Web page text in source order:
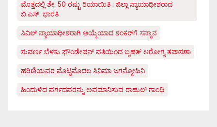
ಮೊತ್ತದಲ್ಲಿ ಶೇ. 50 ರಷ್ಟು ರಿಯಾಯಿತಿ : ಜಿಲ್ಲಾ ನ್ಯಾಯಾಧೀಶರಾದ
ಬಿ.ಎಸ್. ಭಾರತಿ
ಸಿವಿಲ್ ನ್ಯಾಯಾಧೀಶರಾಗಿ ಆಯ್ಕೆಯಾದ ಶಂಕರ್‌ಗೆ ಸನ್ಮಾನ
ಸುವರ್ಣ ಬೆಳಕು ಫೌಂಡೇಷನ್ ವತಿಯಿಂದ ಬೃಹತ್ ಆರೋಗ್ಯ ತಪಾಸಣಾ
ಹರಿಣಿಯವರ ಮೊಟ್ಟಮೊದಲ ಸಿನಿಮಾ ಜಗನ್ಮೋಹಿನಿ
ಹಿಂದುಳಿದ ವರ್ಗದವರನ್ನು ಅವಮಾನಿಸುವ ರಾಹುಲ್ ಗಾಂಧಿ